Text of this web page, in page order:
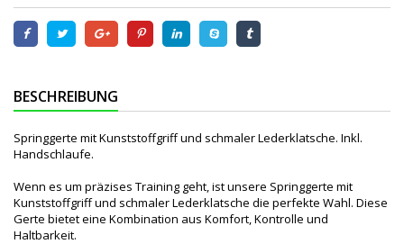
BESCHREIBUNG
Springgerte mit Kunststoffgriff und schmaler Lederklatsche. Inkl.
Handschlaufe.
Wenn es um präzises Training geht, ist unsere Springgerte mit
Kunststoffgriff und schmaler Lederklatsche die perfekte Wahl. Diese
Gerte bietet eine Kombination aus Komfort, Kontrolle und
Haltbarkeit.